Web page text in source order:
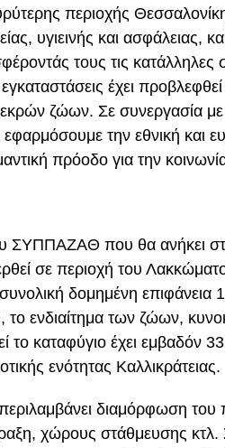
περιοχής
υγιεινής και ασφάλειας,
τους τις κατάλληλες
εγκαταστάσεις έχει
ζώων. Σε συνεργασία
την εθνική και
πρόοδο για την
ΣΥΠΠΑΖΑΘ που θα ανήκει
σε περιοχή του
δομημένη επιφάνεια
ενδιαίτημα των ζώων,
το καταφύγιο έχει εμβαδόν
ενότητας Καλλικράτειας.
διαμόρφωση
χώρους στάθμευσης κτλ.